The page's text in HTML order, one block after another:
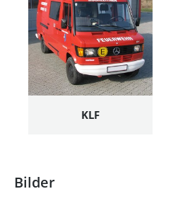
KLF
Bilder